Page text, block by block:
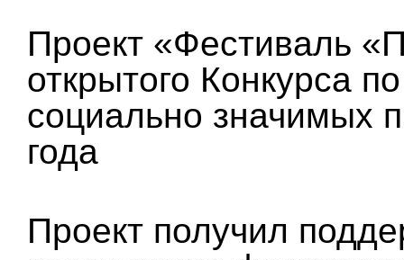
Проект «Фестиваль
открытого Конкурса
социально значимых
года
Проект получил